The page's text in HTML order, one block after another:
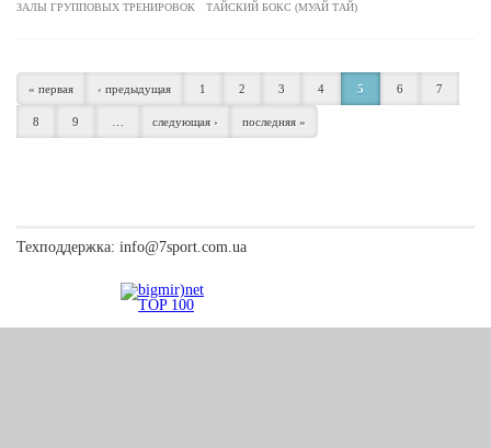
ЗАЛЫ ГРУППОВЫХ ТРЕНИРОВОК ТАЙСКИЙ БОКС (МУАЙ ТАЙ)
« первая ‹ предыдущая 1 2 3 4 5 6 7
8 9 следующая › последняя »
Техподдержка: info@7sport.com.ua